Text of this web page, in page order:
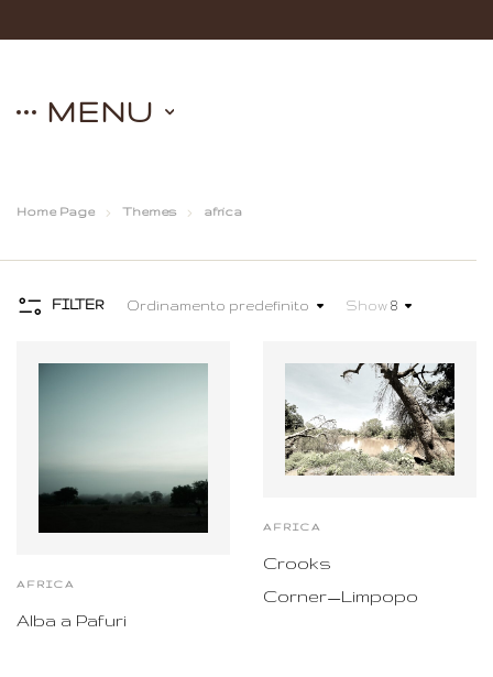
MENU
Home Page Themes africa
FILTER Ordinamento predefinito Show 8
AFRICA
Alba a Pafuri
AFRICA
Crooks
Corner_Limpopo